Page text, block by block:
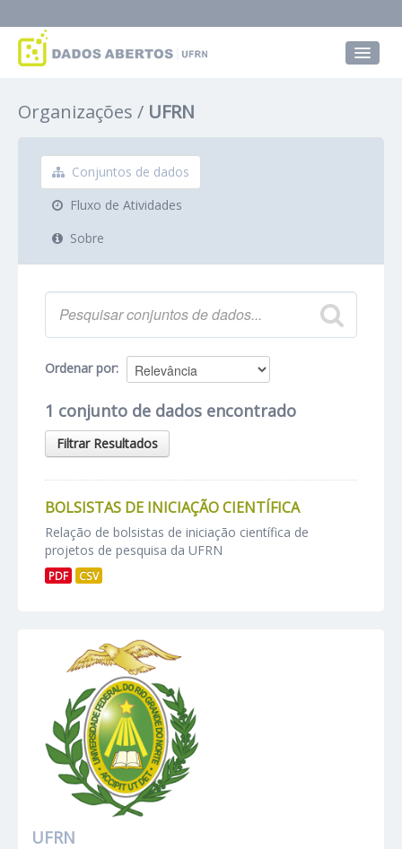
Grupos
Sobre
Organizações UFRN
Conjuntos de dados
Fluxo de Atividades
Sobre
Ordenar por
1 conjunto de dados encontrado
Filtrar Resultados
BOLSISTAS DE INICIAÇÃO CIENTÍFICA
Relação de bolsistas de iniciação científica de
projetos de pesquisa da UFRN
PDF CSV
UFRN